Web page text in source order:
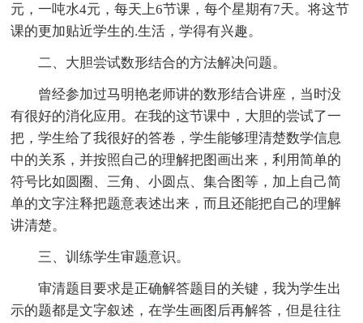
元，一吨水4元，每天上6节课，每个星期有7天。将这节
课的更加贴近学生的.生活，学得有兴趣。
二、大胆尝试数形结合的方法解决问题。
曾经参加过马明艳老师讲的数形结合讲座，当时没
有很好的消化应用。在我的这节课中，大胆的尝试了一
把，学生给了我很好的答卷，学生能够理清楚数学信息
中的关系，并按照自己的理解把图画出来，利用简单的
符号比如圆圈、三角、小圆点、集合图等，加上自己简
单的文字注释把题意表述出来，而且还能把自己的理解
讲清楚。
三、训练学生审题意识。
审清题目要求是正确解答题目的关键，我为学生出
示的题都是文字叙述，在学生画图后再解答，但是往往